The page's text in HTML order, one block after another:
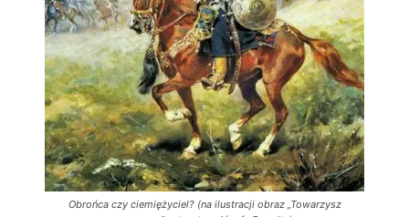
Obrońca czy ciemiężyciel? (na ilustracji obraz „Towarzysz